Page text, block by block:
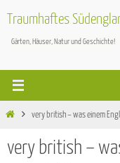
springen
Traumhaftes
Gärten, Häuser, Natur und Geschichte!
Startvery british – was einem
very british –